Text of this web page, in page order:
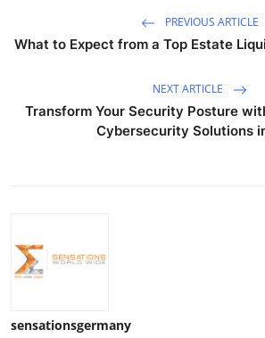
PREVIOUS ARTICLE
What to Expect from a Top Estate
NEXT ARTICLE
Transform Your Security Posture
Cybersecurity Solutions
sensationsgermany